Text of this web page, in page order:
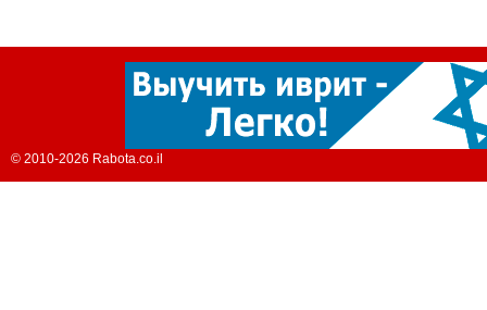
© 2010-2026 Rabota.co.il